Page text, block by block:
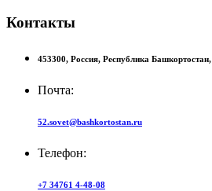
Контакты
453300, Россия, Республика Башкортостан,
Почта:
52.sovet@bashkortostan.ru
Телефон:
+7 34761 4-48-08